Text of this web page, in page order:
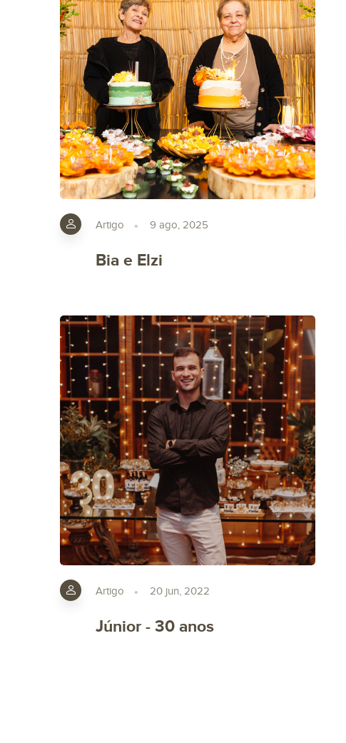
Artigo 9 ago, 2025
Bia e Elzi
Artigo 20 jun, 2022
Júnior - 30 anos